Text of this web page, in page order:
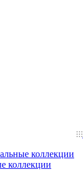
коллекции
коллекции